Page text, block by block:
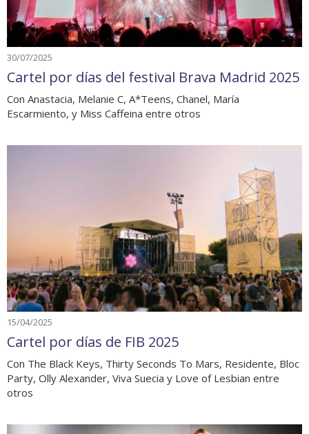
30/07/2025
Cartel por días del festival Brava Madrid 2025
Con Anastacia, Melanie C, A*Teens, Chanel, María
Escarmiento, y Miss Caffeina entre otros
15/04/2025
Cartel por días de FIB 2025
Con The Black Keys, Thirty Seconds To Mars, Residente, Bloc
Party, Olly Alexander, Viva Suecia y Love of Lesbian entre
otros